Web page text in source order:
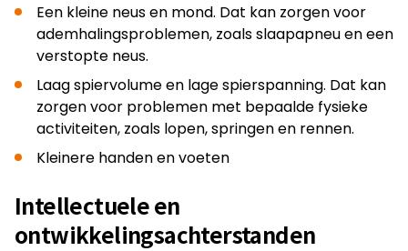
Een kleine neus en mond. Dat kan zorgen voor
ademhalingsproblemen, zoals slaapapneu en een
verstopte neus.
Laag spiervolume en lage spierspanning. Dat kan
zorgen voor problemen met bepaalde fysieke
activiteiten, zoals lopen, springen en rennen.
Kleinere handen en voeten
Intellectuele en
ontwikkelingsachterstanden